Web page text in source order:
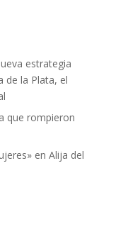
estrategia
de la Plata, el
que rompieron
en Alija del